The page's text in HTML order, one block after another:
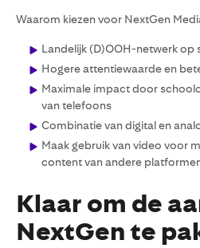
Waarom kiezen voor NextGen
Landelijk (D)OOH-netwerk op
Hogere attentiewaarde en
Maximale impact door
van telefoons
Combinatie van digital en
Maak gebruik van video voor
content van andere
Klaar om de
NextGen te